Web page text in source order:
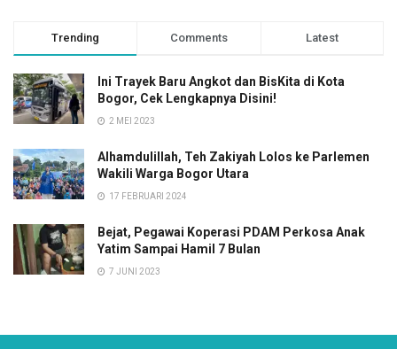
Trending Comments Latest
Ini Trayek Baru Angkot dan BisKita di Kota
Bogor, Cek Lengkapnya Disini!
2 MEI 2023
Alhamdulillah, Teh Zakiyah Lolos ke Parlemen
Wakili Warga Bogor Utara
17 FEBRUARI 2024
Bejat, Pegawai Koperasi PDAM Perkosa Anak
Yatim Sampai Hamil 7 Bulan
7 JUNI 2023